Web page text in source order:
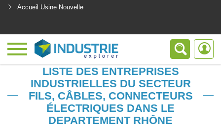
Accueil Usine Nouvelle
LISTE DES ENTREPRISES
INDUSTRIELLES DU SECTEUR
FILS, CÂBLES, CONNECTEURS
ÉLECTRIQUES DANS LE
DEPARTEMENT RHÔNE